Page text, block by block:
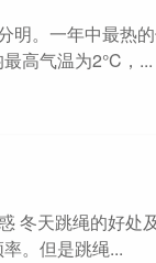
明。一年中最热
高气温为2°C，...
冬天跳绳的好处
。但是跳绳...